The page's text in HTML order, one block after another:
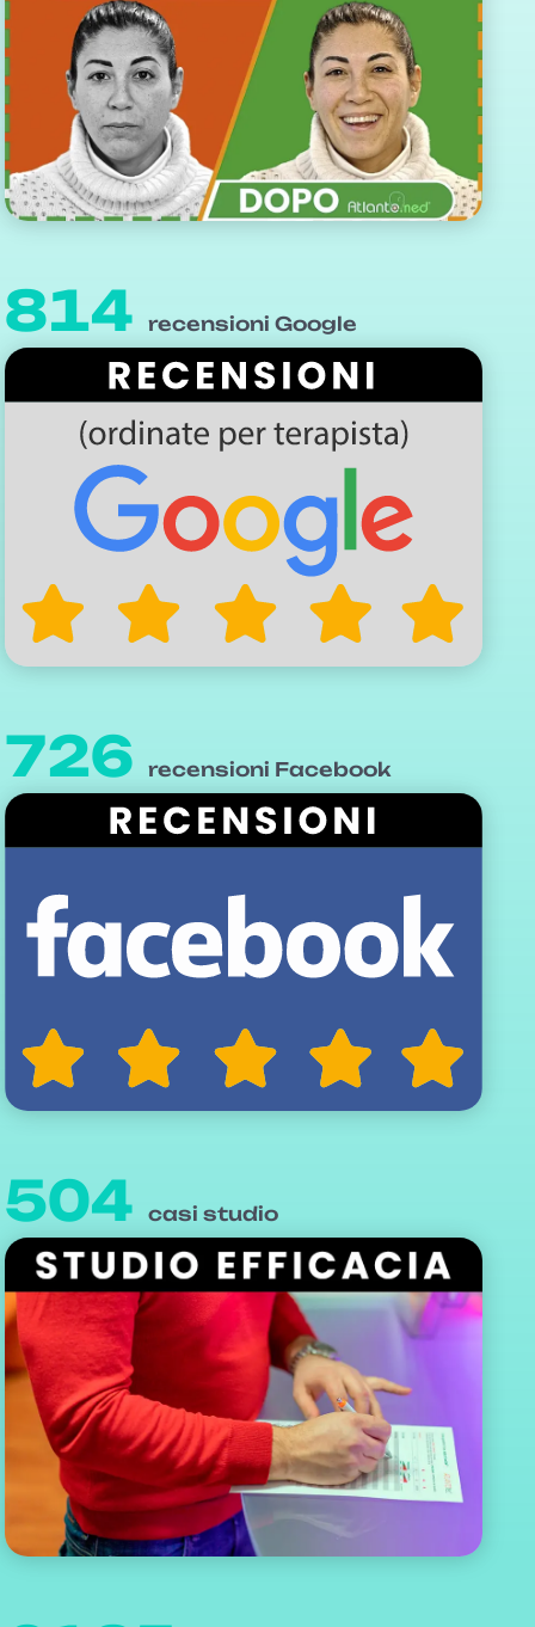
814 recensioni Google
726 recensioni Facebook
504 casi studio